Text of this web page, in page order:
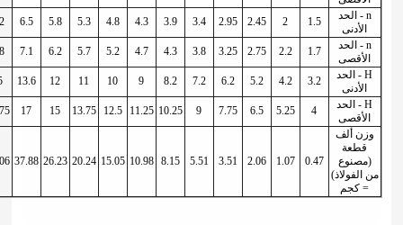
2.95
3.4
3.9
4.8
5.3
5.8
6.5
7.2
8.2
8.7
9.7
10.2
3.25
3.8
4.3
4.7
5.2
5.7
6.2
7.1
7.8
8.8
9.3
10.3
10.8
6.2
7.2
8.2
10
11
12
13.6
21
7.75
10.25
11.25
12.5
13.75
17
18.75
21.25
22.5
26.25
3.51
5.51
8.15
10.98
15.05
20.24
26.23
37.88
51.06
72.43
88.03
118.2
139.6